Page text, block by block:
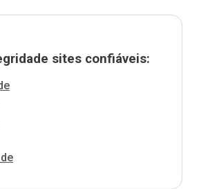
sites confiáveis: